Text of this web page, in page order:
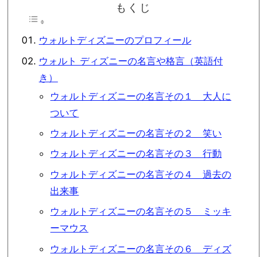
もくじ
ウォルトディズニーのプロフィール
ウォルト ディズニーの名言や格言（英語付
き）
ウォルトディズニーの名言その１ 大人に
ついて
ウォルトディズニーの名言その２ 笑い
ウォルトディズニーの名言その３ 行動
ウォルトディズニーの名言その４ 過去の
出来事
ウォルトディズニーの名言その５ ミッキ
ーマウス
ウォルトディズニーの名言その６ ディズ